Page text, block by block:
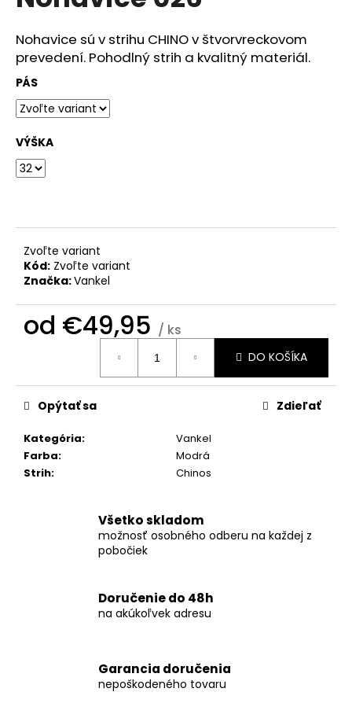
z
5
hviezdičiek.
Nohavice sú v strihu CHINO v štvorvreckovom
prevedení. Pohodlný strih a kvalitný materiál.
PÁS
VÝŠKA
Zvoľte variant
Kód: Zvoľte variant
Značka:Vankel
od €49,95 / ks
DO KOŠÍKA
Kategória:
Vankel
Farba:
Modrá
Strih: Chinos
Opýtať sa Zdieľať
Všetko skladom
možnosť osobného odberu na každej z
pobočiek
Doručenie do 48h
na akúkoľvek adresu
Garancia doručenia
nepoškodeného tovaru
j
s
ť
?
O
d
p
o
ú
m
e
KOŠEĽA
K062-
A10